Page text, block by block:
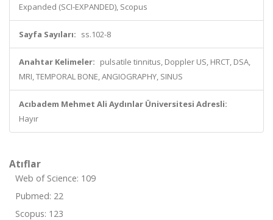
Expanded (SCI-EXPANDED), Scopus
Sayfa Sayıları: ss.102-8
Anahtar Kelimeler: pulsatile tinnitus, Doppler US, HRCT, DSA,
MRI, TEMPORAL BONE, ANGIOGRAPHY, SINUS
Acıbadem Mehmet Ali Aydınlar Üniversitesi Adresli:
Hayır
Atıflar
Web of Science: 109
Pubmed: 22
Scopus: 123